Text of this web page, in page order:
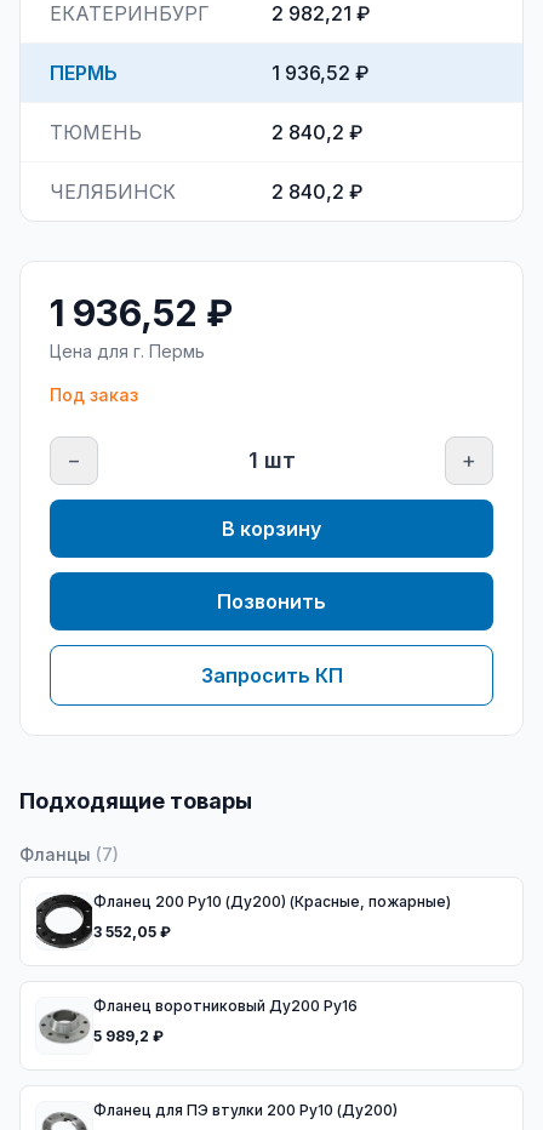
ЕКАТЕРИНБУРГ 2 982,21 ₽
ПЕРМЬ 1 936,52 ₽
ТЮМЕНЬ 2 840,2 ₽
ЧЕЛЯБИНСК 2 840,2 ₽
1 936,52 ₽
Цена для г. Пермь
Под заказ
− 1 шт +
В корзину
Позвонить
Запросить КП
Подходящие товары
Фланцы (7)
Фланец 200 Ру10 (Ду200) (Красные, пожарные)
3 552,05 ₽
Фланец воротниковый Ду200 Ру16
5 989,2 ₽
Фланец для ПЭ втулки 200 Ру10 (Ду200)